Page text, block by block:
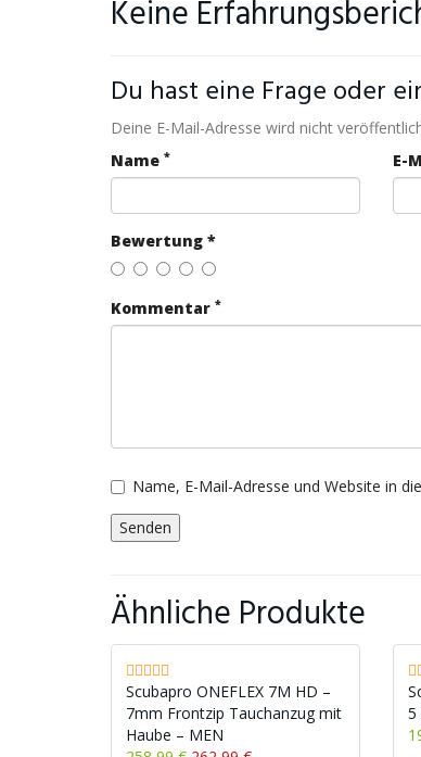
Keine
Du hast eine Frage oder
Deine E-Mail-Adresse wird nicht
Name * E-
Bewertung *
Kommentar *
Name, E-Mail-Adresse und Website in
Ähnliche Produkte
Scubapro ONEFLEX 7M HD –
7mm Frontzip Tauchanzug mit
Haube – MEN
5